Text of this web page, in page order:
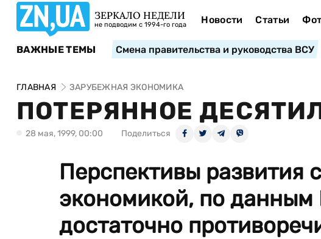
ЗЕРКАЛО НЕДЕЛИ
не подводим с 1994-го года Новости Статьи
ВАЖНЫЕ ТЕМЫ Смена правительства и руководства ВСУ
ГЛАВНАЯ ЗАРУБЕЖНАЯ ЭКОНОМИКА
ПОТЕРЯННОЕ
28 мая, 1999, 00:00 Поделиться
Перспективы развития
экономикой, по данным
достаточно